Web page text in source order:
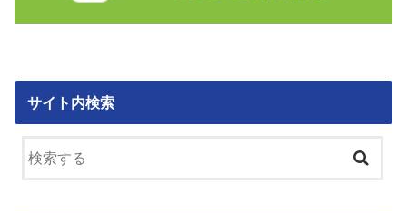
サイト内検索